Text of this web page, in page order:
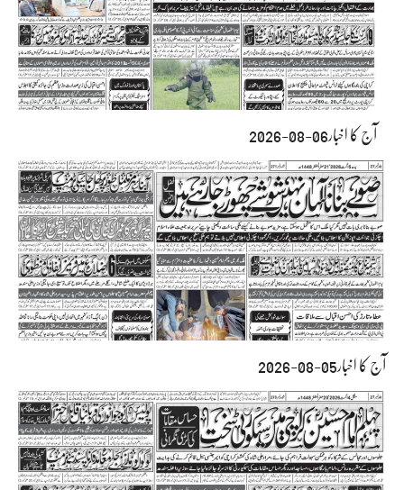
آج کا اخبار06-08-2026
آج کا اخبار05-08-2026